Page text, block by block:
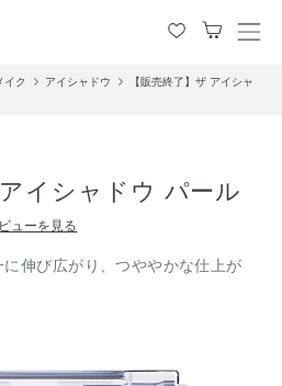
メ
ュ
イク アイシャドウ
【販売終了】ザ アイシャ
アイシャドウ パール
ューを見る
伸び広がり、つややかな仕上が